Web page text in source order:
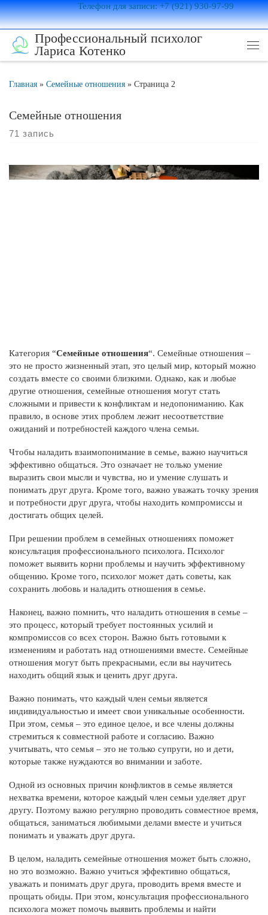
Перейти к содержимому
Телефон для записи: +7 (921) 930-97-99
Профессиональный психолог
Лариса Котенко
Главная » Семейные отношения » Страница 2
Семейные отношения
71 запись
Категория “Семейные отношения“. Семейные отношения –
это не просто жизненный этап, это целый мир, который можно
создать вместе со своими близкими. Однако, как и любые
другие отношения, семейные отношения могут стать
сложными и привести к конфликтам и недопониманию. Как
правило, в основе этих проблем лежит несоответствие
ожиданий и потребностей каждого члена семьи.
Чтобы наладить взаимопонимание в семье, важно научиться
эффективно общаться. Это означает не только умение
выразить свои мысли и чувства, но и умение слушать и
понимать друг друга. Кроме того, важно уважать точку зрения
и потребности друг друга, чтобы находить компромиссы и
достигать общих целей.
При решении проблем в семейных отношениях поможет
консультация профессионального психолога. Психолог
поможет выявить корни проблемы и научить эффективному
общению. Кроме того, психолог может дать советы, как
сохранить любовь и наладить отношения в семье.
Наконец, важно помнить, что наладить отношения в семье –
это процесс, который требует постоянных усилий и
компромиссов со всех сторон. Важно быть готовыми к
изменениям и работать над отношениями вместе. Семейные
отношения могут быть прекрасными, если вы научитесь
находить общий язык и ценить друг друга.
Важно понимать, что каждый член семьи является
индивидуальностью и имеет свои уникальные особенности.
При этом, семья – это единое целое, и все члены должны
стремиться к совместной работе и согласию. Важно
учитывать, что семья – это не только супруги, но и дети,
которые также нуждаются во внимании и заботе.
Одной из основных причин конфликтов в семье является
нехватка времени, которое каждый член семьи уделяет друг
другу. Поэтому важно регулярно проводить совместное время,
общаться, заниматься любимыми делами вместе и учиться
понимать и уважать друг друга.
В целом, наладить семейные отношения может быть сложно,
но это возможно. Важно учиться эффективно общаться,
уважать и понимать друг друга, проводить время вместе и
прощать обиды. При этом, консультация профессионального
психолога может помочь выявить проблемы и найти